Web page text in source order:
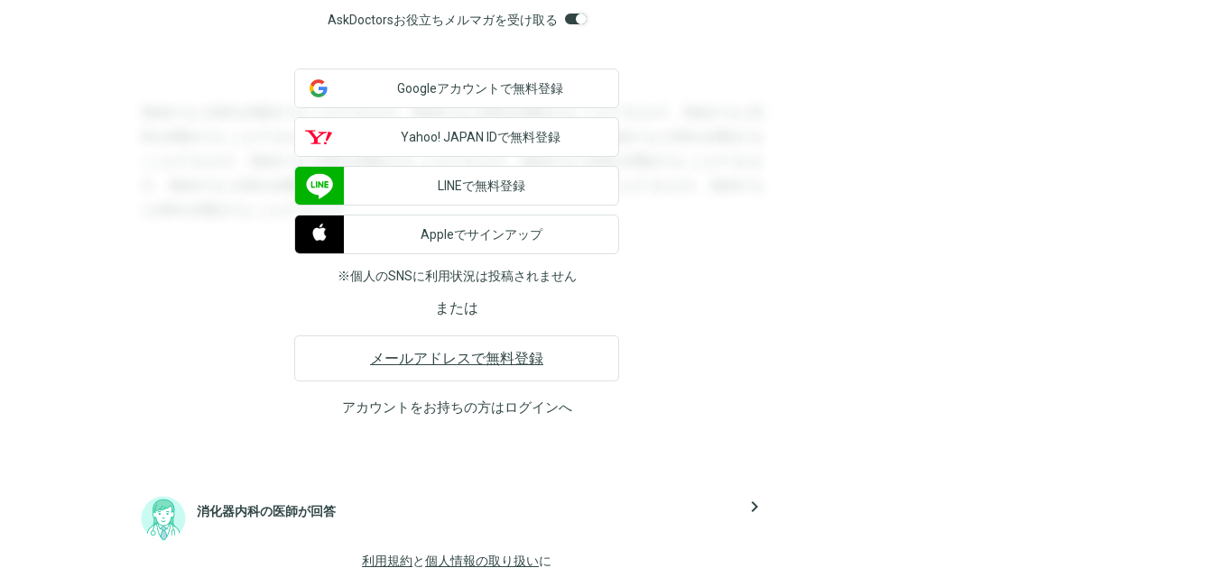
AskDoctorsお役立ちメルマガを受け取る
登録すると回答を閲覧することができます。登録すると回答を閲覧することができます。登録すると回
答を閲覧することができます。登録すると回答を閲覧することができます。登録すると回答を閲覧する
ことができます。登録すると回答を閲覧することができます。登録すると回答を閲覧することができま
す。登録すると回答を閲覧することができます。登録すると回答を閲覧することができます。登録する
と回答を閲覧することができます。
Googleアカウントで無料登録
Yahoo! JAPAN IDで無料登録
LINEで無料登録
Appleでサインアップ
※個人のSNSに利用状況は投稿されません
または
メールアドレスで無料登録
アカウントをお持ちの方はログインへ
消化器内科の医師が回答 navigate_next
利用規約と個人情報の取り扱いに